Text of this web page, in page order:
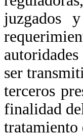
juzgados
ser
terceros
finalidad
tratamiento